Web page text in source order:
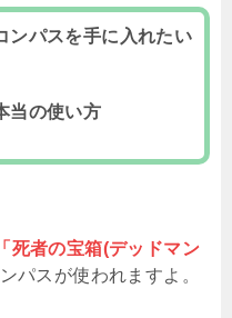
ンパスを手に入れたい
当の使い方
「死者の宝箱(デッドマン
パスが使われますよ。